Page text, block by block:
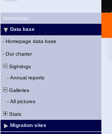
Homepage
Data base
- Homepage data base
- Our charter
Sightings
- Annual reports
Galleries
- All pictures
Stats
Migration sites